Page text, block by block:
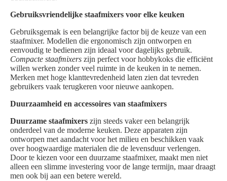
Gebruiksvriendelijke staafmixers voor elke keuken
Gebruiksgemak is een belangrijke factor bij de keuze van een
staafmixer. Modellen die ergonomisch zijn ontworpen en
eenvoudig te bedienen zijn ideaal voor dagelijks gebruik.
Compacte staafmixers zijn perfect voor hobbykoks die efficiënt
willen werken zonder veel ruimte in de keuken in te nemen.
Merken met hoge klanttevredenheid laten zien dat tevreden
gebruikers vaak terugkeren voor nieuwe aankopen.
Duurzaamheid en accessoires van staafmixers
Duurzame staafmixers zijn steeds vaker een belangrijk
onderdeel van de moderne keuken. Deze apparaten zijn
ontworpen met aandacht voor het milieu en beschikken vaak
over hoogwaardige materialen die de levensduur verlengen.
Door te kiezen voor een duurzame staafmixer, maakt men niet
alleen een slimme investering voor de lange termijn, maar draagt
men ook bij aan een betere wereld.